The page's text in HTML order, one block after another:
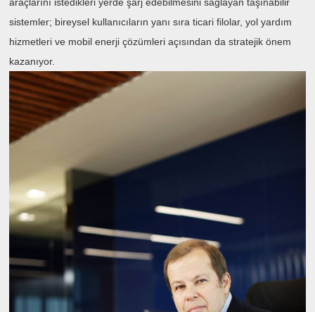
sistemler; bireysel kullanıcıların yanı sıra ticari filolar, yol yardım
hizmetleri ve mobil enerji çözümleri açısından da stratejik önem
kazanıyor.